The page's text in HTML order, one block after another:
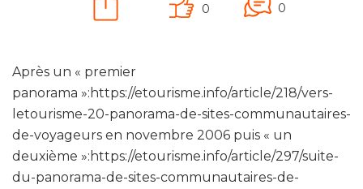
0 0
Après un « premier
panorama »:https://etourisme.info/article/218/vers-
letourisme-20-panorama-de-sites-communautaires-
de-voyageurs en novembre 2006 puis « un
deuxième »:https://etourisme.info/article/297/suite-
du-panorama-de-sites-communautaires-de-